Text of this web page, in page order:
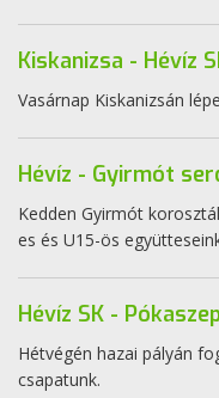
Kiskanizsa - Hévíz
Vasárnap Kiskanizsán
Hévíz - Gyirmót
Kedden Gyirmót
es és U15-ös
Hévíz SK -
Hétvégén hazai pályán
csapatunk.